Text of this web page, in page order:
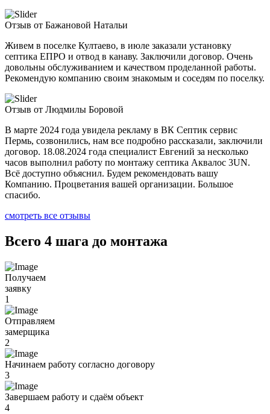
Отзыв от Бажановой Натальи
Живем в поселке Култаево, в июле заказали установку
септика ЕПРО и отвод в канаву. Заключили договор. Очень
довольны обслуживанием и качеством проделанной работы.
Рекомендую компанию своим знакомым и соседям по поселку.
Отзыв от Людмилы Боровой
В марте 2024 года увидела рекламу в ВК Септик сервис
Пермь, созвонились, нам все подробно рассказали, заключили
договор. 18.08.2024 года специалист Евгений за несколько
часов выполнил работу по монтажу септика Аквалос 3UN.
Всё доступно объяснил. Будем рекомендовать вашу
Компанию. Процветания вашей организации. Большое
спасибо.
смотреть все отзывы
Всего 4 шага до монтажа
Получаем
заявку
1
Отправляем
замерщика
2
Начинаем работу согласно договору
3
Завершаем работу и сдаём объект
4